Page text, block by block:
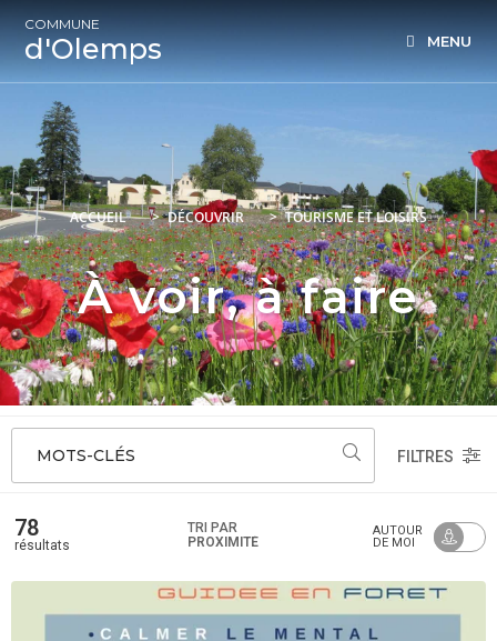
COMMUNE
d'Olemps MENU
ACCUEIL > DÉCOUVRIR > TOURISME ET LOISIRS
À voir, à faire
MOTS-CLÉS FILTRES
78
résultats
TRI PAR
PROXIMITÉ
AUTOUR
DE MOI